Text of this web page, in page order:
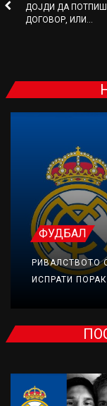
ДОЈДИ ДА
ДОГОВОР, ИЛИ…
ФУДБАЛ
РИВАЛСТВОТО
ИСПРАТИ